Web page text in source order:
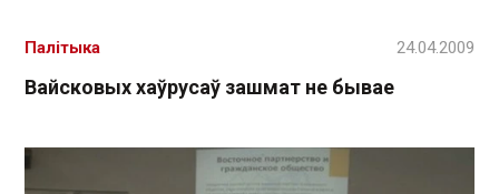
Вайсковых хаўрусаў зашмат не бывае
Палітыка 24.04.2009